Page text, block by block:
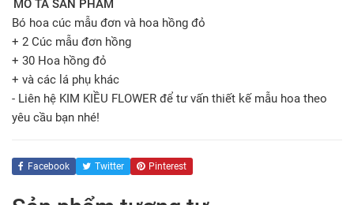
MÔ TẢ SẢN PHẨM
Bó hoa cúc mẫu đơn và hoa hồng đỏ
+ 2 Cúc mẫu đơn hồng
+ 30 Hoa hồng đỏ
+ và các lá phụ khác
- Liên hệ KIM KIỀU FLOWER để tư vấn thiết kế mẫu hoa theo
yêu cầu bạn nhé!
Facebook Twitter Pinterest